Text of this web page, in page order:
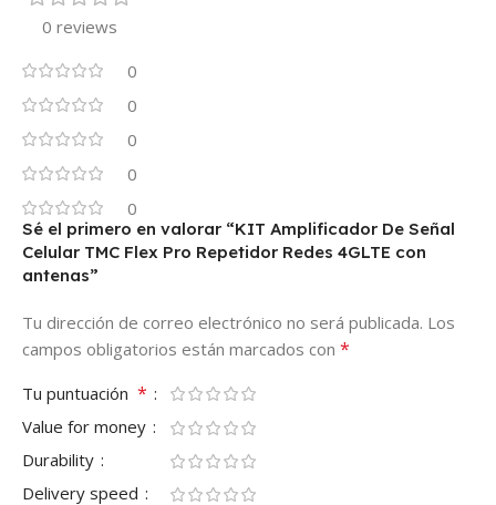
0 reviews
0
0
0
0
0
Sé el primero en valorar “KIT Amplificador De Señal
Celular TMC Flex Pro Repetidor Redes 4GLTE con
antenas”
Tu dirección de correo electrónico no será publicada. Los
campos obligatorios están marcados con *
Tu puntuación *
Value for money
Durability
Delivery speed